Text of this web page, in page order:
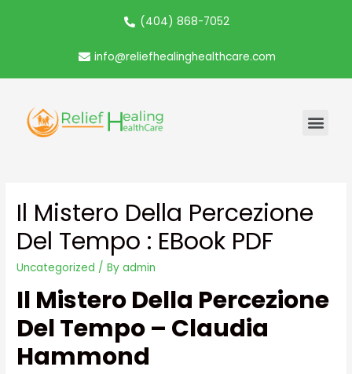
(404) 868-7052
info@reliefhealinghealthcare.com
Il Mistero Della Percezione
Del Tempo : EBook PDF
Uncategorized / Byadmin
Il Mistero Della Percezione
Del Tempo – Claudia
Hammond